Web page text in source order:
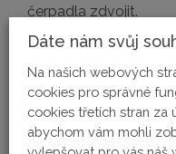
čerpadla zdvojit.
Varianty
Sigma GFDF
Dáte nám svůj
Na našich webových
cookies pro správné
cookies třetích stran za
abychom vám mohli